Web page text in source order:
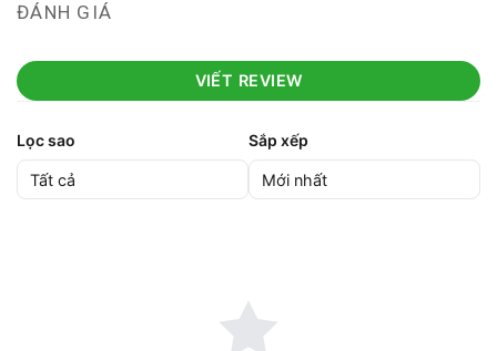
ĐÁNH GIÁ
VIẾT REVIEW
Lọc sao Sắp xếp